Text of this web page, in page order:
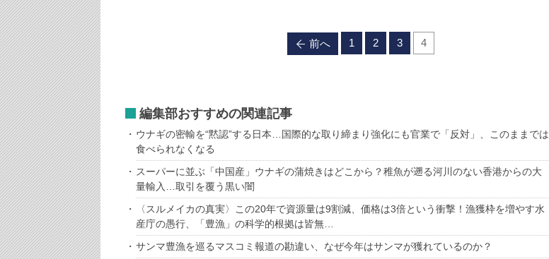
前へ 1 2 3 4
編集部おすすめの関連記事
ウナギの密輸を“黙認”する日本…国際的な取り締まり強化にも官業で「反対」、このままでは
食べられなくなる
スーパーに並ぶ「中国産」ウナギの蒲焼きはどこから？稚魚が遡る河川のない香港からの大
量輸入…取引を覆う黒い闇
〈スルメイカの真実〉この20年で資源量は9割減、価格は3倍という衝撃！漁獲枠を増やす水
産庁の愚行、「豊漁」の科学的根拠は皆無…
サンマ豊漁を巡るマスコミ報道の勘違い、なぜ今年はサンマが獲れているのか？